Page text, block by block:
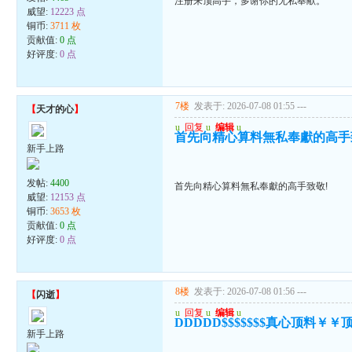
威望: 12223 点
铜币:3711 枚
贡献值:0 点
好评度:0 点
【天才的心】
新手上路
发帖:4400
威望: 12153 点
铜币:3653 枚
贡献值:0 点
好评度:0 点
7楼 发表于: 2026-07-08 01:55 ---
u 回复 u 编辑 u
首先向精心算料無私奉獻的高
首先向精心算料無私奉獻的高手致敬!
【闪逝】
新手上路
8楼 发表于: 2026-07-08 01:56 ---
u 回复 u 编辑 u
DDDDD$$$$$$$真心顶料￥￥